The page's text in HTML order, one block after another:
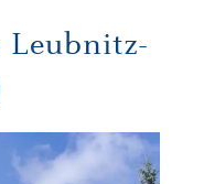
Leubnitz-